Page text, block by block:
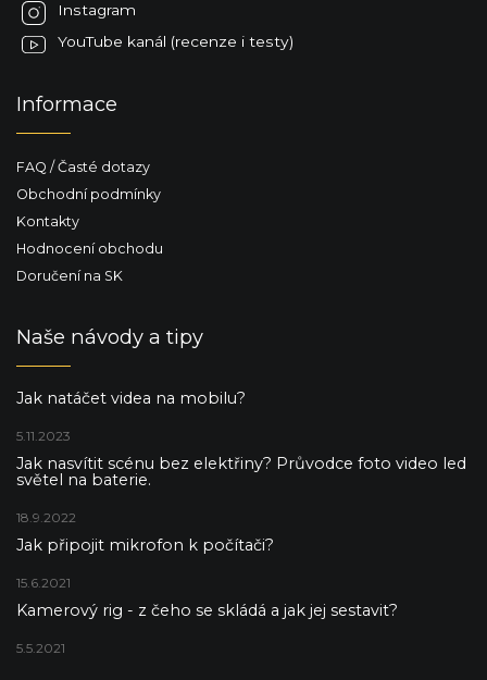
Instagram
YouTube kanál (recenze i testy)
Informace
FAQ / Časté dotazy
Obchodní podmínky
Kontakty
Hodnocení obchodu
Doručení na SK
Naše návody a tipy
Jak natáčet videa na mobilu?
5.11.2023
Jak nasvítit scénu bez elektřiny? Průvodce foto video led
světel na baterie.
18.9.2022
Jak připojit mikrofon k počítači?
15.6.2021
Kamerový rig - z čeho se skládá a jak jej sestavit?
5.5.2021